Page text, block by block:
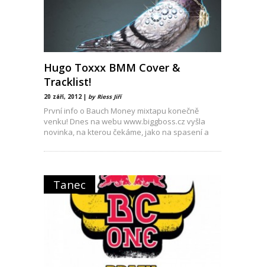
Hugo Toxxx BMM Cover &
Tracklist!
20 září, 2012 | by Riess Jiří
První info o Bauch Money mixtapu konečně
venku! Dnes na webu www.biggboss.cz vyšla
novinka, na kterou čekáme, jako na spasení a
Tanec